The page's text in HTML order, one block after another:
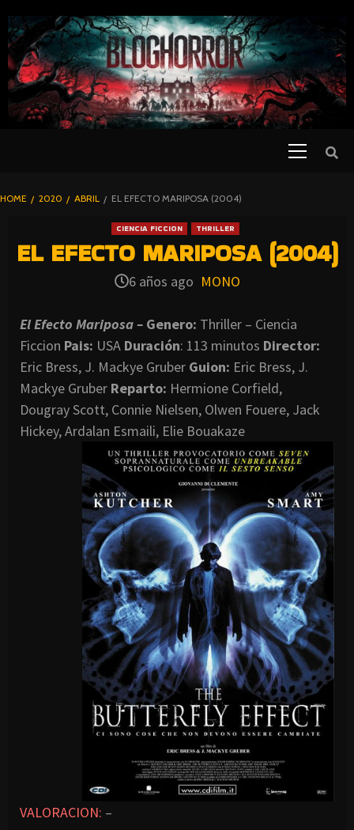
TO
CONTENT
BLOGHORROR
HOME 2020 ABRIL EL EFECTO MARIPOSA (2004)
CIENCIA FICCION THRILLER
EL EFECTO MARIPOSA (2004)
6 años ago MONO
El Efecto Mariposa – Genero: Thriller – Ciencia
Ficcion Pais: USA Duración: 113 minutos Director:
Eric Bress, J. Mackye Gruber Guion: Eric Bress, J.
Mackye Gruber Reparto: Hermione Corfield,
Dougray Scott, Connie Nielsen, Olwen Fouere, Jack
Hickey, Ardalan Esmaili, Elie Bouakaze
VALORACION: –